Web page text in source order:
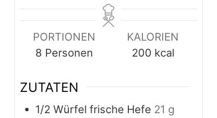
PORTIONEN
8 Personen
KALORIEN
200 kcal
ZUTATEN
1/2 Würfel frische Hefe 21 g